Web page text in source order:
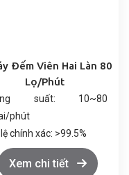
Đếm Viên Hai Làn 80
Lọ/Phút
suất: 10~80
phút
chính xác: >99.5%
tượng áp dụng: Hạt rắn
kích thước 5-33mm
Xem chi tiết